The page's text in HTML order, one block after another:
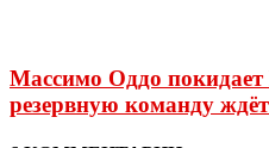
Массимо Оддо
резервную команду